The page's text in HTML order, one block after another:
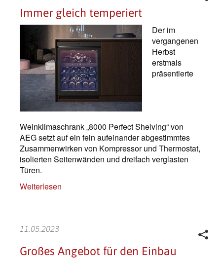
Immer gleich temperiert
Der im
vergangenen
Herbst
erstmals
präsentierte
Weinklimaschrank „8000 Perfect Shelving“ von
AEG setzt auf ein fein aufeinander abgestimmtes
Zusammenwirken von Kompressor und Thermostat,
isolierten Seitenwänden und dreifach verglasten
Türen.
Weiterlesen
11.05.2023
Großes Angebot für den Einbau